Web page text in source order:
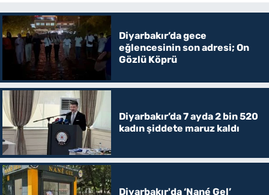
Diyarbakır’da gece
eğlencesinin son adresi; On
Gözlü Köprü
Diyarbakır’da 7 ayda 2 bin 520
kadın şiddete maruz kaldı
Diyarbakır'da ‘Nané Gel’